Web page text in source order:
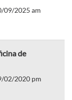
09/2025 am
de
02/2020 pm